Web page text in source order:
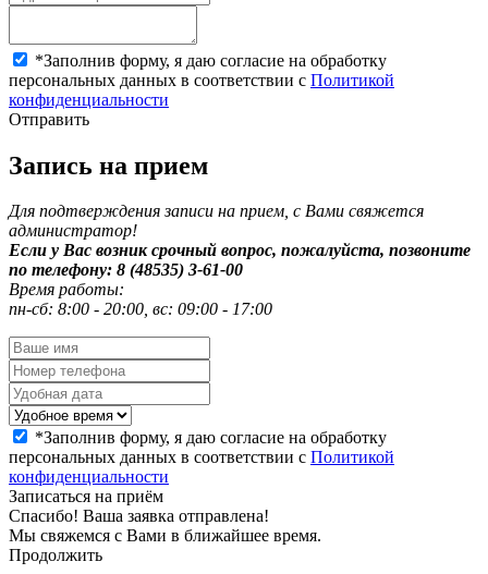
*Заполнив форму, я даю согласие на обработку
персональных данных в соответствии с Политикой
конфиденциальности
Отправить
Запись на прием
Для подтверждения записи на прием, с Вами свяжется
администратор!
Если у Вас возник срочный вопрос, пожалуйста, позвоните
по телефону: 8 (48535) 3-61-00
Время работы:
пн-сб: 8:00 - 20:00, вс: 09:00 - 17:00
*Заполнив форму, я даю согласие на обработку
персональных данных в соответствии с Политикой
конфиденциальности
Записаться на приём
Спасибо! Ваша заявка отправлена!
Мы свяжемся с Вами в ближайшее время.
Продолжить